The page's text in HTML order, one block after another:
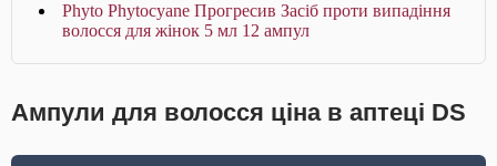
Phyto Phytocyane Прогресив Засіб проти випадіння
волосся для жінок 5 мл 12 ампул
Ампули для волосся ціна в аптеці DS